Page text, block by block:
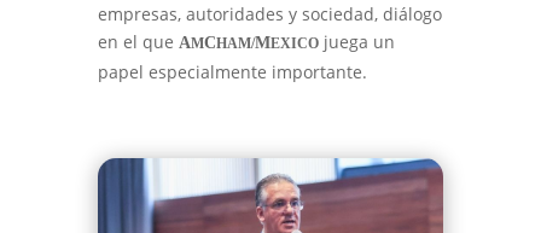
empresas, autoridades y sociedad, diálogo
en el que AMCHAM/MEXICOjuega un
papel especialmente importante.